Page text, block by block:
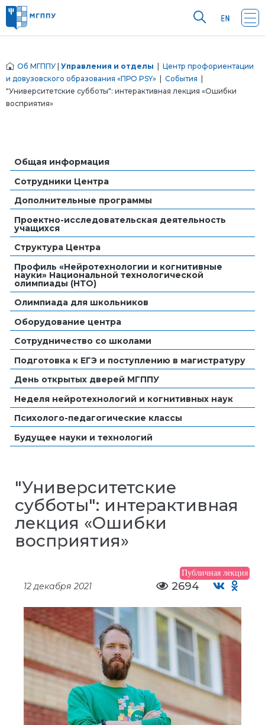
Об МГППУ Управления и отделы
Центр профориентации
и довузовского образования «ПРО PSY»
События
"Университетские субботы": интерактивная лекция «Ошибки
восприятия»
Общая информация
Сотрудники Центра
Дополнительные программы
Проектно-исследовательская деятельность
учащихся
Структура Центра
Профиль «Нейротехнологии и когнитивные
науки» Национальной технологической
олимпиады (НТО)
Олимпиада для школьников
Оборудование центра
Сотрудничество со школами
Подготовка к ЕГЭ и поступлению в магистратуру
День открытых дверей МГППУ
Неделя нейротехнологий и когнитивных наук
Психолого-педагогические классы
Будущее науки и технологий
"Университетские
субботы": интерактивная
лекция «Ошибки
восприятия»
Публичная лекция
12 декабря 2021 2694